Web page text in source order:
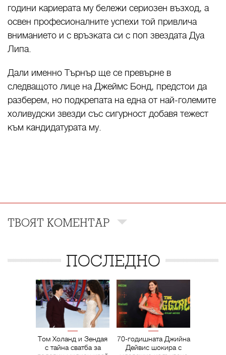
години кариерата му бележи сериозен възход, а
освен професионалните успехи той привлича
вниманието и с връзката си с поп звездата Дуа
Липа.
Дали именно Търнър ще се превърне в
следващото лице на Джеймс Бонд, предстои да
разберем, но подкрепата на една от най-големите
холивудски звезди със сигурност добавя тежест
към кандидатурата му.
ТВОЯТ КОМЕНТАР
ПОСЛЕДНО
Том Холанд и Зендая
с тайна сватба за
70-годишната Джийна
Дейвис шокира с